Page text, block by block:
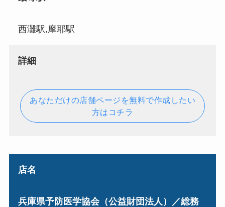
西灘駅,摩耶駅
詳細
あなただけの店舗ページを無料で作成したい
方はコチラ
店名
兵庫県予防医学協会（公益財団法人）／総務